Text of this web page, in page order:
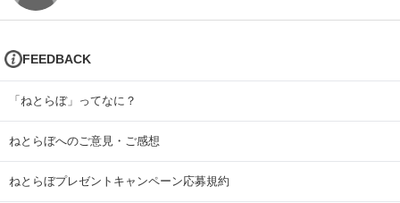
FEEDBACK
「ねとらぼ」ってなに？
ねとらぼへのご意見・ご感想
ねとらぼプレゼントキャンペーン応募規約